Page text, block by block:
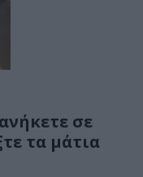
σε
τα μάτια